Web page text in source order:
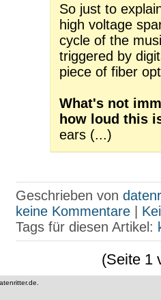
So just to
high voltage
cycle of the
triggered by
piece of fiber
What's not
how loud this
ears (...)
Geschrieben von
keine Kommentare|
Tags für diesen Artikel:
(Seite 1